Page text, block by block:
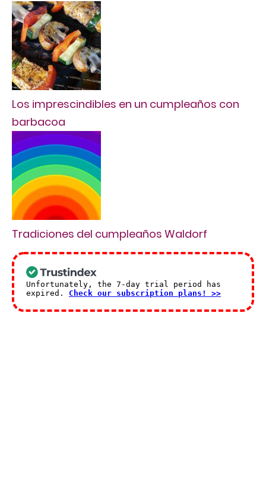
Los imprescindibles en un cumpleaños con
barbacoa
Tradiciones del cumpleaños Waldorf